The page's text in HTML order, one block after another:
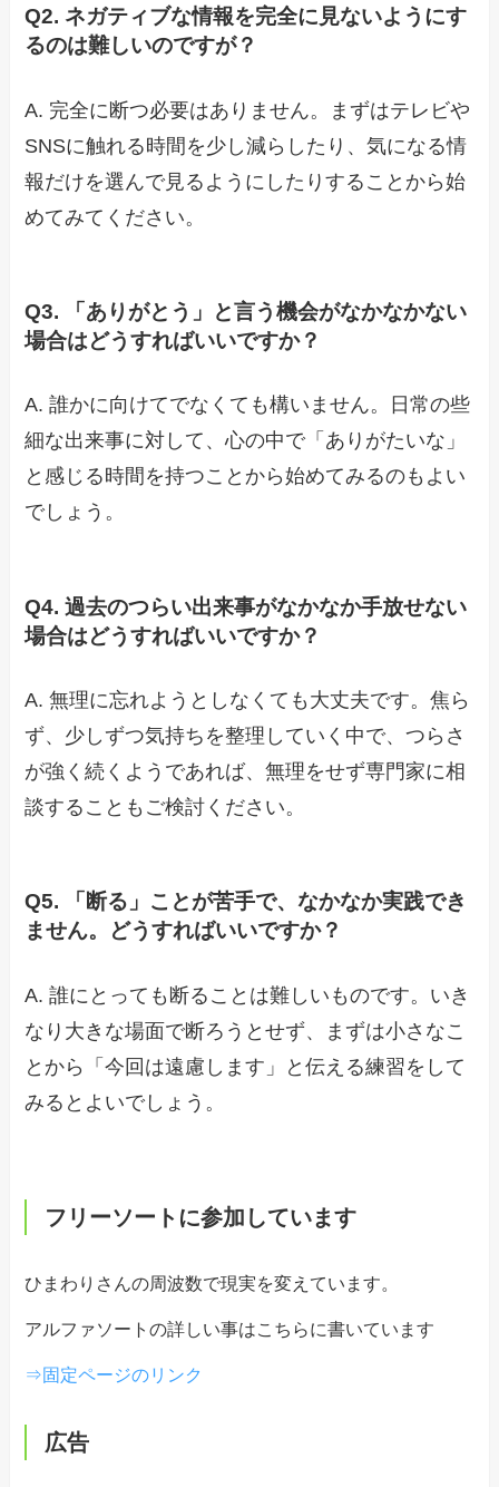
Q2. ネガティブな情報を完全に見ないようにす
るのは難しいのですが？
A. 完全に断つ必要はありません。まずはテレビや
SNSに触れる時間を少し減らしたり、気になる情
報だけを選んで見るようにしたりすることから始
めてみてください。
Q3. 「ありがとう」と言う機会がなかなかない
場合はどうすればいいですか？
A. 誰かに向けてでなくても構いません。日常の些
細な出来事に対して、心の中で「ありがたいな」
と感じる時間を持つことから始めてみるのもよい
でしょう。
Q4. 過去のつらい出来事がなかなか手放せない
場合はどうすればいいですか？
A. 無理に忘れようとしなくても大丈夫です。焦ら
ず、少しずつ気持ちを整理していく中で、つらさ
が強く続くようであれば、無理をせず専門家に相
談することもご検討ください。
Q5. 「断る」ことが苦手で、なかなか実践でき
ません。どうすればいいですか？
A. 誰にとっても断ることは難しいものです。いき
なり大きな場面で断ろうとせず、まずは小さなこ
とから「今回は遠慮します」と伝える練習をして
みるとよいでしょう。
フリーソートに参加しています
ひまわりさんの周波数で現実を変えています。
アルファソートの詳しい事はこちらに書いています
⇒固定ページのリンク
広告